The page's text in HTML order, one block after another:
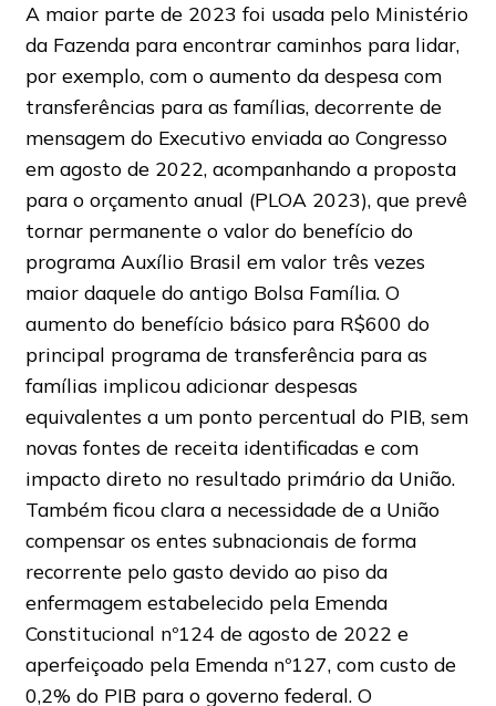
A maior parte de 2023 foi usada pelo Ministério
da Fazenda para encontrar caminhos para lidar,
por exemplo, com o aumento da despesa com
transferências para as famílias, decorrente de
mensagem do Executivo enviada ao Congresso
em agosto de 2022, acompanhando a proposta
para o orçamento anual (PLOA 2023), que prevê
tornar permanente o valor do benefício do
programa Auxílio Brasil em valor três vezes
maior daquele do antigo Bolsa Família. O
aumento do benefício básico para R$600 do
principal programa de transferência para as
famílias implicou adicionar despesas
equivalentes a um ponto percentual do PIB, sem
novas fontes de receita identificadas e com
impacto direto no resultado primário da União.
Também ficou clara a necessidade de a União
compensar os entes subnacionais de forma
recorrente pelo gasto devido ao piso da
enfermagem estabelecido pela Emenda
Constitucional nº124 de agosto de 2022 e
aperfeiçoado pela Emenda nº127, com custo de
0,2% do PIB para o governo federal. O